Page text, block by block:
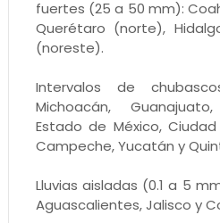
fuertes (25 a 50 mm):
Querétaro (norte),
(noreste).
Intervalos de
Michoacán,
Estado de México,
Campeche, Yucatán y
Lluvias aisladas (0.1 a 5
Aguascalientes, Jalisco y